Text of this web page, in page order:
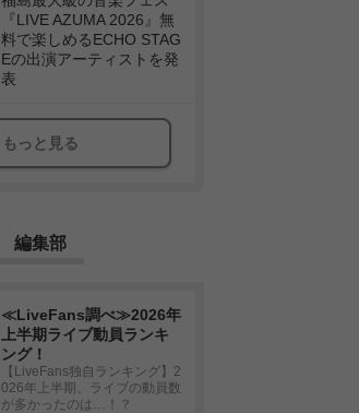
『LIVE AZUMA 2026』無
料で楽しめるECHO STAG
Eの出演アーティストを発
表
もっと見る
編集部
≪LiveFans調べ≫2026年
上半期ライブ動員ランキ
ング！
【LiveFans独自ランキング】2
026年上半期、ライブの動員数
が多かったのは…！？